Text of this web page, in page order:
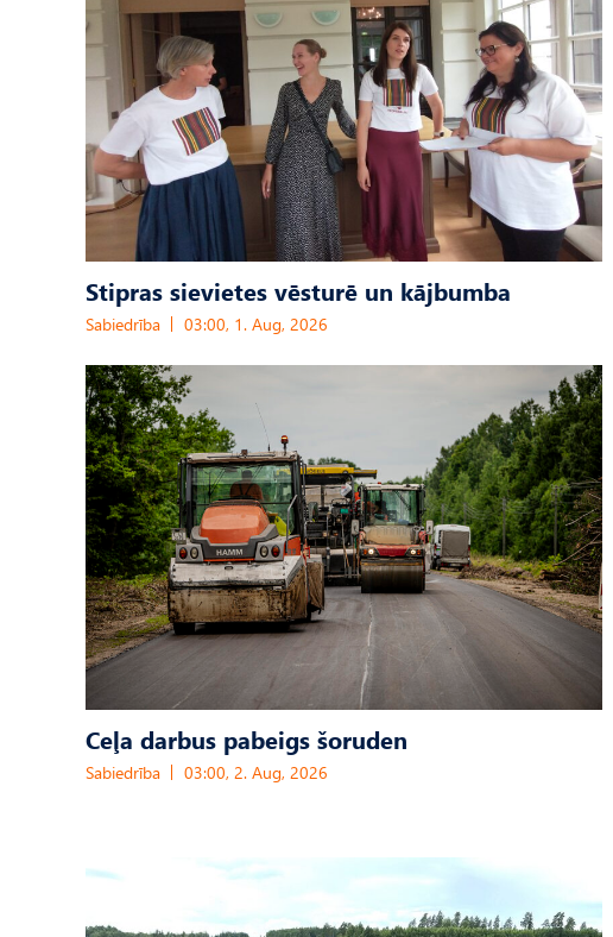
Stipras sievietes vēsturē un kājbumba
Sabiedrība 03:00, 1. Aug, 2026
Ceļa darbus pabeigs šoruden
Sabiedrība 03:00, 2. Aug, 2026